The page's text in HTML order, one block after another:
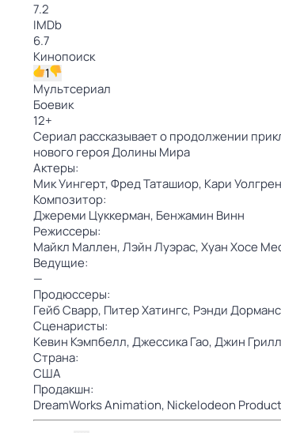
7.2
IMDb
6.7
Кинопоиск
1
Мультсериал
Боевик
12+
Сериал рассказывает о продолжении
нового героя Долины Мира
Актеры:
Мик Уингерт,Фред Таташиор, Кари
Композитор:
Джереми Цуккерман, Бенжамин Винн
Режиссеры:
Майкл Маллен,Лэйн Луэрас,Хуан Хосе
Ведущие:
—
Продюссеры:
Гейб Сварр, Питер Хатингс, Рэнди
Сценаристы:
Кевин Кэмпбелл,Джессика Гао,Джин
Страна:
США
Продакшн:
DreamWorks Animation, Nickelodeon